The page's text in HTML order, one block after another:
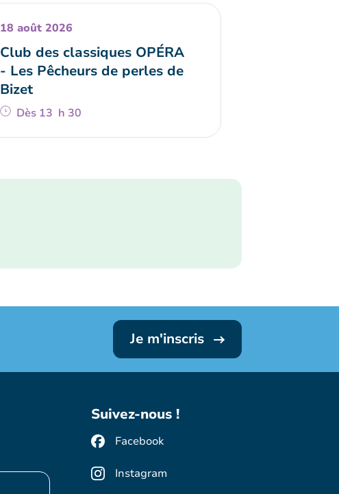
18 août 2026
Club des classiques OPÉRA
- Les Pêcheurs de perles de
Bizet
Dès 13 h 30
Je m'inscris
Suivez-nous !
Facebook
Instagram